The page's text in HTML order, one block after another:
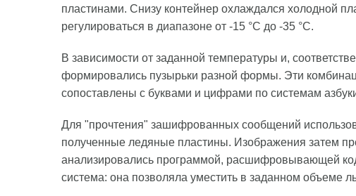
пластинами. Снизу контейнер охлаждался холодной
регулироваться в диапазоне от -15 °C до -35 °C.
В зависимости от заданной температуры и,
формировались пузырьки разной формы. Эти
сопоставлены с буквами и цифрами по системам
Для "прочтения" зашифрованных сообщений
полученные ледяные пластины. Изображения затем
анализировались программой, расшифровывающей
система: она позволяла уместить в заданном объеме